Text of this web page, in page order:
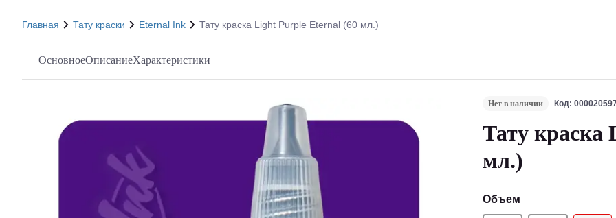
Главная Тату краски Eternal Ink Тату краска Light Purple Eternal (60 мл.)
ОсновноеОписаниеХарактеристики
Нет в наличии Код:
Тату краска
мл.)
Объем